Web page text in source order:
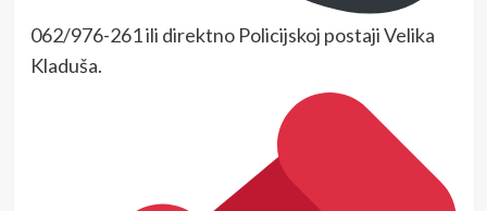
062/976-261 ili direktno Policijskoj postaji Velika
Kladuša.